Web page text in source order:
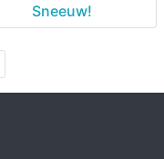
Sneeuw!